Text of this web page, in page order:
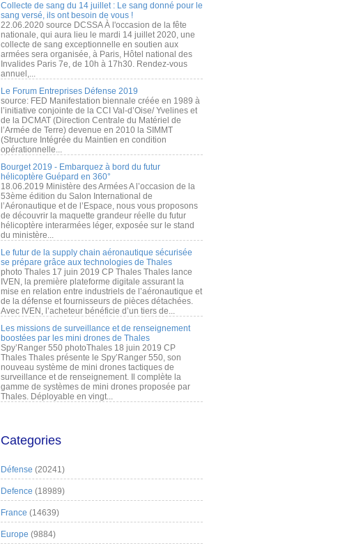
Collecte de sang du 14 juillet : Le sang donné pour le
sang versé, ils ont besoin de vous !
22.06.2020 source DCSSA À l'occasion de la fête
nationale, qui aura lieu le mardi 14 juillet 2020, une
collecte de sang exceptionnelle en soutien aux
armées sera organisée, à Paris, Hôtel national des
Invalides Paris 7e, de 10h à 17h30. Rendez-vous
annuel,...
Le Forum Entreprises Défense 2019
source: FED Manifestation biennale créée en 1989 à
l’initiative conjointe de la CCI Val-d’Oise/ Yvelines et
de la DCMAT (Direction Centrale du Matériel de
l’Armée de Terre) devenue en 2010 la SIMMT
(Structure Intégrée du Maintien en condition
opérationnelle...
Bourget 2019 - Embarquez à bord du futur
hélicoptère Guépard en 360°
18.06.2019 Ministère des Armées A l’occasion de la
53ème édition du Salon International de
l’Aéronautique et de l’Espace, nous vous proposons
de découvrir la maquette grandeur réelle du futur
hélicoptère interarmées léger, exposée sur le stand
du ministère...
Le futur de la supply chain aéronautique sécurisée
se prépare grâce aux technologies de Thales
photo Thales 17 juin 2019 CP Thales Thales lance
IVEN, la première plateforme digitale assurant la
mise en relation entre industriels de l’aéronautique et
de la défense et fournisseurs de pièces détachées.
Avec IVEN, l’acheteur bénéficie d’un tiers de...
Les missions de surveillance et de renseignement
boostées par les mini drones de Thales
Spy’Ranger 550 photoThales 18 juin 2019 CP
Thales Thales présente le Spy’Ranger 550, son
nouveau système de mini drones tactiques de
surveillance et de renseignement. Il complète la
gamme de systèmes de mini drones proposée par
Thales. Déployable en vingt...
Categories
Défense (20241)
Defence (18989)
France (14639)
Europe (9884)